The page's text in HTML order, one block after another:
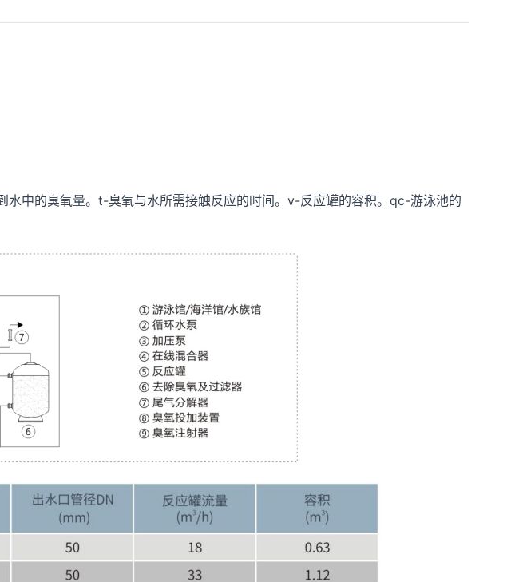
中的臭氧量。t-臭氧与水所需接触反应的时间。v-反应罐的容积。qc-游泳池的